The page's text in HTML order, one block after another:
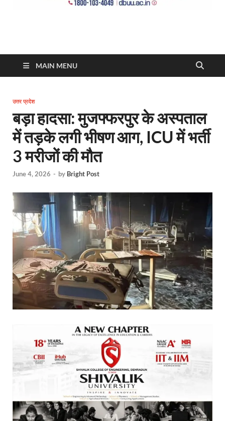
MAIN MENU
उत्तर प्रदेश
बड़ा हादसा: मुजफ्फरपुर के अस्पताल
में तड़के लगी भीषण आग, ICU में भर्ती
3 मरीजों की मौत
June 4, 2026 - by Bright Post